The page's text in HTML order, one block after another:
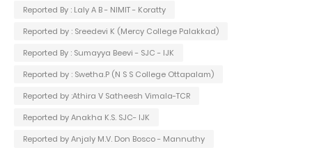
Reported By : Laly A B - NIMIT - Koratty
Reported by : Sreedevi K (Mercy College Palakkad)
Reported By : Sumayya Beevi - SJC - IJK
Reported by : Swetha.P (N S S College Ottapalam)
Reported by :Athira V Satheesh Vimala-TCR
Reported by Anakha K.S. SJC- IJK
Reported by Anjaly M.V. Don Bosco - Mannuthy